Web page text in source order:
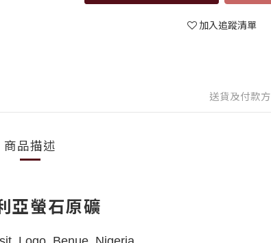
加入追蹤清單
送貨及付款
商品描述
亞螢石原礦